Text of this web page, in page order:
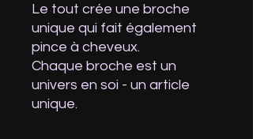
Le tout crée une broche
unique qui fait également
pince à cheveux.
Chaque broche est un
univers en soi - un article
unique.